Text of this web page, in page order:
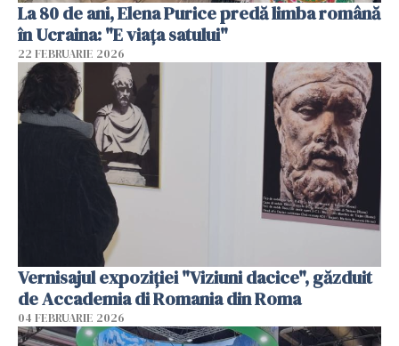
La 80 de ani, Elena Purice predă limba română
în Ucraina: "E viața satului"
22 FEBRUARIE 2026
Vernisajul expoziției "Viziuni dacice", găzduit
de Accademia di Romania din Roma
04 FEBRUARIE 2026